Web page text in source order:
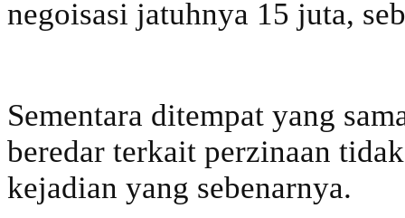
negoisasi jatuhnya 15 juta,
Sementara ditempat yang
beredar terkait perzinaan
kejadian yang sebenarnya.